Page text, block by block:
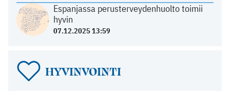
Espanjassa perusterveydenhuolto toimii
hyvin
07.12.2025 13:59
HYVINVOINTI